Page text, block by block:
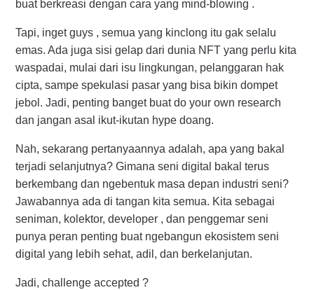
buat berkreasi dengan cara yang mind-blowing .
Tapi, inget guys , semua yang kinclong itu gak selalu
emas. Ada juga sisi gelap dari dunia NFT yang perlu kita
waspadai, mulai dari isu lingkungan, pelanggaran hak
cipta, sampe spekulasi pasar yang bisa bikin dompet
jebol. Jadi, penting banget buat do your own research
dan jangan asal ikut-ikutan hype doang.
Nah, sekarang pertanyaannya adalah, apa yang bakal
terjadi selanjutnya? Gimana seni digital bakal terus
berkembang dan ngebentuk masa depan industri seni?
Jawabannya ada di tangan kita semua. Kita sebagai
seniman, kolektor, developer , dan penggemar seni
punya peran penting buat ngebangun ekosistem seni
digital yang lebih sehat, adil, dan berkelanjutan.
Jadi, challenge accepted ?